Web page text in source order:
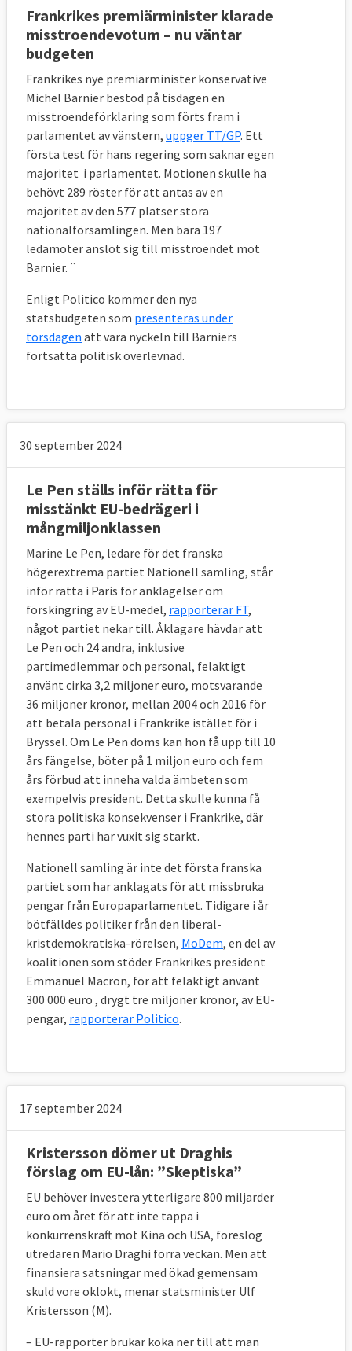
Frankrikes premiärminister klarade
misstroendevotum – nu väntar
budgeten
Frankrikes nye premiärminister konservative
Michel Barnier bestod på tisdagen en
misstroendeförklaring som förts fram i
parlamentet av vänstern, uppger TT/GP. Ett
första test för hans regering som saknar egen
majoritet i parlamentet. Motionen skulle ha
behövt 289 röster för att antas av en
majoritet av den 577 platser stora
nationalförsamlingen. Men bara 197
ledamöter anslöt sig till misstroendet mot
Barnier. ¨
Enligt Politico kommer den nya
statsbudgeten som presenteras under
torsdagen att vara nyckeln till Barniers
fortsatta politisk överlevnad.
30 september 2024
Le Pen ställs inför rätta för
misstänkt EU-bedrägeri i
mångmiljonklassen
Marine Le Pen, ledare för det franska
högerextrema partiet Nationell samling, står
inför rätta i Paris för anklagelser om
förskingring av EU-medel, rapporterar FT,
något partiet nekar till. Åklagare hävdar att
Le Pen och 24 andra, inklusive
partimedlemmar och personal, felaktigt
använt cirka 3,2 miljoner euro, motsvarande
36 miljoner kronor, mellan 2004 och 2016 för
att betala personal i Frankrike istället för i
Bryssel. Om Le Pen döms kan hon få upp till 10
års fängelse, böter på 1 miljon euro och fem
års förbud att inneha valda ämbeten som
exempelvis president. Detta skulle kunna få
stora politiska konsekvenser i Frankrike, där
hennes parti har vuxit sig starkt.
Nationell samling är inte det första franska
partiet som har anklagats för att missbruka
pengar från Europaparlamentet. Tidigare i år
bötfälldes politiker från den liberal-
kristdemokratiska-rörelsen, MoDem, en del av
koalitionen som stöder Frankrikes president
Emmanuel Macron, för att felaktigt använt
300 000 euro , drygt tre miljoner kronor, av EU-
pengar, rapporterar Politico.
17 september 2024
Kristersson dömer ut Draghis
förslag om EU-lån: ”Skeptiska”
EU behöver investera ytterligare 800 miljarder
euro om året för att inte tappa i
konkurrenskraft mot Kina och USA, föreslog
utredaren Mario Draghi förra veckan. Men att
finansiera satsningar med ökad gemensam
skuld vore oklokt, menar statsminister Ulf
Kristersson (M).
– EU-rapporter brukar koka ner till att man